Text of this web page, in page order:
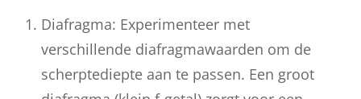
Diafragma: Experimenteer met
verschillende diafragmawaarden om de
scherptediepte aan te passen. Een groot